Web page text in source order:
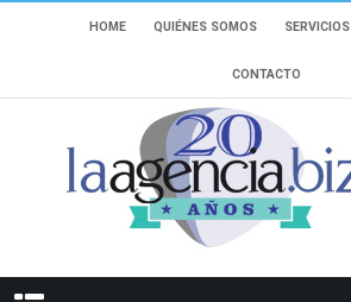
HOME QUIÉNES SOMOS SERVICIOS
CONTACTO